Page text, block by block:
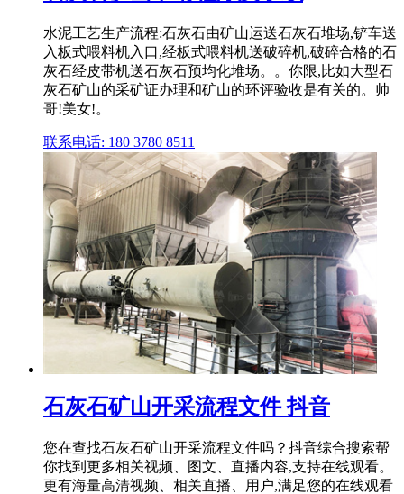
水泥工艺生产流程:石灰石由矿山运送石灰石堆场,铲车送
入板式喂料机入口,经板式喂料机送破碎机,破碎合格的石
灰石经皮带机送石灰石预均化堆场。。你限,比如大型石
灰石矿山的采矿证办理和矿山的环评验收是有关的。帅
哥!美女!。
联系电话: 180 3780 8511
石灰石矿山开采流程文件 抖音
您在查找石灰石矿山开采流程文件吗？抖音综合搜索帮
你找到更多相关视频、图文、直播内容,支持在线观看。
更有海量高清视频、相关直播、用户,满足您的在线观看